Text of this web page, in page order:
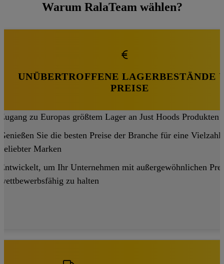
Warum RalaTeam wählen?
UNÜBERTROFFENE LAGERBESTÄNDE
PREISE
Zugang zu Europas größtem Lager an Just Hoods Produkten
Genießen Sie die besten Preise der Branche für eine Vielzahl
beliebter Marken
Entwickelt, um Ihr Unternehmen mit außergewöhnlichen
wettbewerbsfähig zu halten